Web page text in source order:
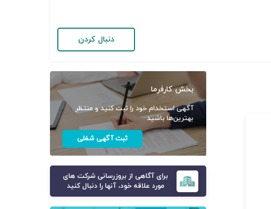
دنبال کردن
بخش کارفرما
آگهی استخدام خود را ثبت کنید و منتظر
بهترین‌ها باشید
ثبت آگهی شغلی
برای آگاهی از بروزرسانی شرکت های
مورد علاقه خود، آنها را دنبال کنید